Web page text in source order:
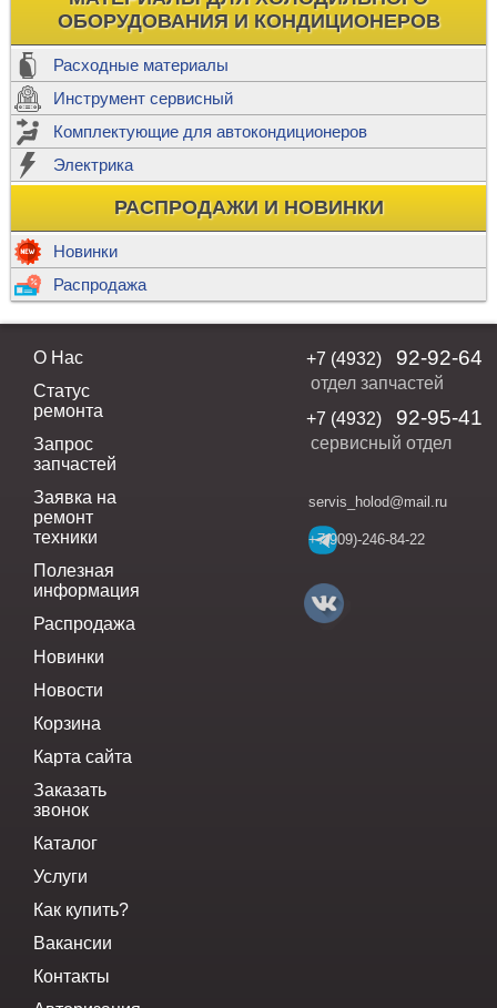
ОБОРУДОВАНИЯ И КОНДИЦИОНЕРОВ
Расходные материалы
Инструмент сервисный
Комплектующие для автокондиционеров
Электрика
РАСПРОДАЖИ И НОВИНКИ
Новинки
Распродажа
О Нас
Статус
ремонта
Запрос
запчастей
Заявка на
ремонт
техники
Полезная
информация
Распродажа
Новинки
Новости
Корзина
Карта сайта
Заказать
звонок
Каталог
Услуги
Как купить?
Вакансии
Контакты
+7 (4932) 92-92-64
отдел запчастей
+7 (4932)
92-95-41
сервисный отдел
servis_holod@mail.ru
+7(909)-246-84-22